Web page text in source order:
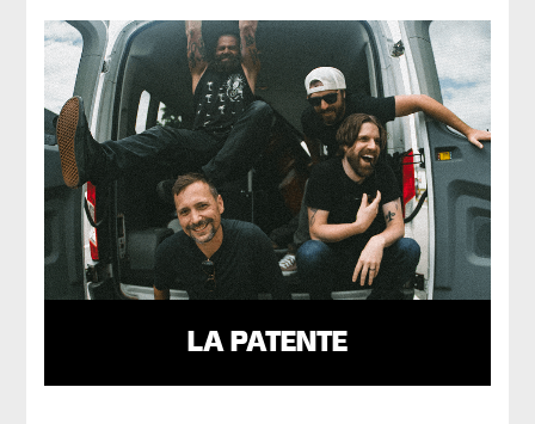
LA PATENTE